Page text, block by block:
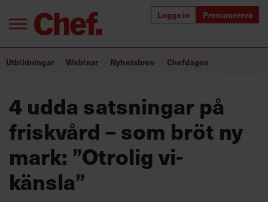
Logga in Prenumerera
Bra ledare förändrar världen
Utbildning för ledare
Chefakademin+
Populära utbildningar
Utbildningar Webinar Nyhetsbrev Chefdagen
4 udda satsningar på
friskvård – som bröt ny
mark: ”Otrolig vi-
känsla”